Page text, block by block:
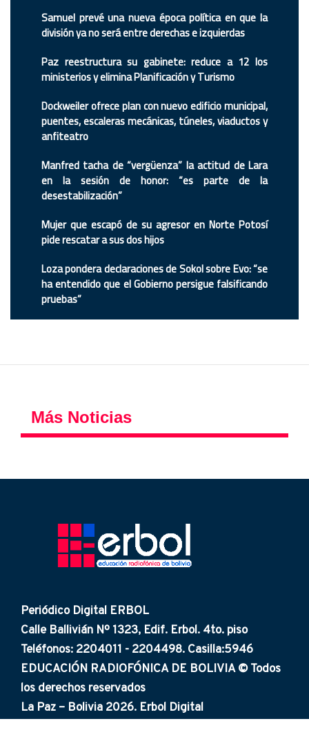
Samuel prevé una nueva época política en que la
división ya no será entre derechas e izquierdas
Paz reestructura su gabinete: reduce a 12 los
ministerios y elimina Planificación y Turismo
Dockweiler ofrece plan con nuevo edificio municipal,
puentes, escaleras mecánicas, túneles, viaductos y
anfiteatro
Manfred tacha de “vergüenza” la actitud de Lara
en la sesión de honor: “es parte de la
desestabilización”
Mujer que escapó de su agresor en Norte Potosí
pide rescatar a sus dos hijos
Loza pondera declaraciones de Sokol sobre Evo: “se
ha entendido que el Gobierno persigue falsificando
pruebas”
Más Noticias
Periódico Digital ERBOL
Calle Ballivián Nº 1323, Edif. Erbol. 4to. piso
Teléfonos: 2204011 - 2204498. Casilla:5946
EDUCACIÓN RADIOFÓNICA DE BOLIVIA © Todos
los derechos reservados
La Paz – Bolivia 2026. Erbol Digital